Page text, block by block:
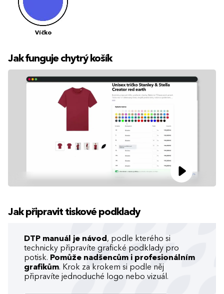
Víčko
Jak funguje chytrý košík
Jak připravit tiskové podklady
DTP manuál je návod , podle kterého si
technicky připravíte grafické podklady pro
potisk. Pomůže nadšencům i profesionálním
grafikům. Krok za krokem si podle něj
připravíte jednoduché logo nebo vizuál.